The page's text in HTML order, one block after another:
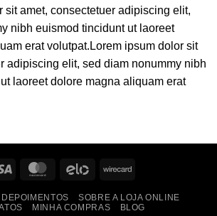
sit amet, consectetuer adipiscing elit,
nibh euismod tincidunt ut laoreet
erat volutpat.Lorem ipsum dolor sit
adipiscing elit, sed diam nonummy nibh
laoreet dolore magna aliquam erat
Visa MasterCard
Elo Wirecard
DEPOIMENTOS
SOBRE A LOJA ONLINE
MINHA COMPRAS BLOG